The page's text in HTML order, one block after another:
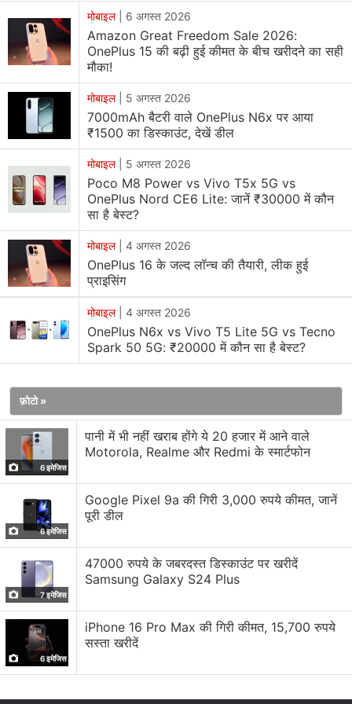
(6:30 बजे IST) मिलान, इटली में आयोजित होने वाला है। कंपनी की
ऑफिशियल वेबसाइट पर आगामी इवेंट कीमाइक्रोसाइट एक इंविटेशन
मेटल कार्ड प्रदर्शित करती है जिसमें लिखा है कि 'कुछ लोग कहते हैं कि
5G युग में मेटल की मजबूती और क्वालिटी वाला स्मार्टफोन बनाना
असंभव है। हम कहते हैं...नेवर सेटल।' इसमें यह भी कहा गया है कि 5G
के साथ डिजाइन मेटल को बदल दिया गया।
OnePlus द्वारा पोस्ट किए गए एक अन्य टीजर में नॉर्ड को सिल्वर कलर
में दिखाया गया है। यह OnePlus Nord 4 के मेटल डिजाइन के साथ
आने का संकेत देता है। यह पिछली रिपोर्ट के समान है जिसमें लॉन्च
टाइमलाइन का सुझाव दिया गया था। Nord CE 4 Lite 5G और
Nord CE 4 पहले से ही ग्लोबल स्तर पर उपलब्ध हैं। ब्रांड
आधिकारिक तौर पर लॉन्च इवेंट से पहले जानकारी का खुलासा करेगा।
समर लॉन्च इवेंट में OnePlus Buds 3 Pro TWS ईयरफोन और
OnePlus Watch 2R के लॉन्च होने की भी उम्मीद है।
उम्मीद है कि OnePlus Nord 4 चीन में उपलब्ध Ace 3V का
साथ 1.5K कर्व्ड AMOLED डिस्प्ले है। इसमें 50 मेगापिक्सल प्राइमरी
कैमरा है। इसमें Snapdragon 7+ Gen 3 प्रोसेसर दिया गया है।
इसमें 100W फास्ट चार्जिंग के साथ 5,500mAh बैटरी दी गई है।
मोबाइल| 6 अगस्त 2026
Amazon Great Freedom Sale 2026:
OnePlus 15 की बढ़ी हुई कीमत के बीच खरीदने का सही
मौका!
मोबाइल| 5 अगस्त 2026
7000mAh बैटरी वाले OnePlus N6x पर आया
₹1500 का डिस्काउंट, देखें डील
मोबाइल| 5 अगस्त 2026
Poco M8 Power vs Vivo T5x 5G vs
OnePlus Nord CE6 Lite: जानें ₹30000 में कौन
सा है बेस्ट?
मोबाइल| 4 अगस्त 2026
OnePlus 16 के जल्द लॉन्च की तैयारी, लीक हुई
प्राइसिंग
मोबाइल| 4 अगस्त 2026
OnePlus N6x vs Vivo T5 Lite 5G vs Tecno
Spark 50 5G: ₹20000 में कौन सा है बेस्ट?
फ़ोटो »
6 इमेजिस
पानी में भी नहीं खराब होंगे ये 20 हजार में आने वाले
Motorola, Realme और Redmi के स्मार्टफोन
6 इमेजिस
Google Pixel 9a की गिरी 3,000 रुपये कीमत, जानें
पूरी डील
7 इमेजिस
47000 रुपये के जबरदस्त डिस्काउंट पर खरीदें
Samsung Galaxy S24 Plus
6 इमेजिस
iPhone 16 Pro Max की गिरी कीमत, 15,700 रुपये
सस्ता खरीदें